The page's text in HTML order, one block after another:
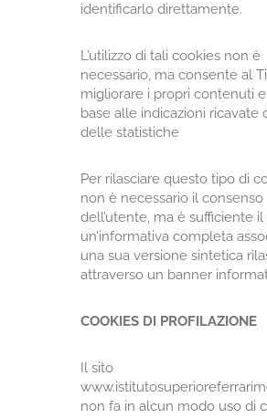
identificarlo direttamente.
L’utilizzo di tali cookies non è
necessario, ma consente al
migliorare i propri contenuti e
base alle indicazioni ricavate
delle statistiche
Per rilasciare questo tipo di
non è necessario il consenso
dell’utente, ma è sufficiente il
un’informativa completa
una sua versione sintetica
attraverso un banner
COOKIES DI PROFILAZIONE
Il sito
non fa in alcun modo uso di